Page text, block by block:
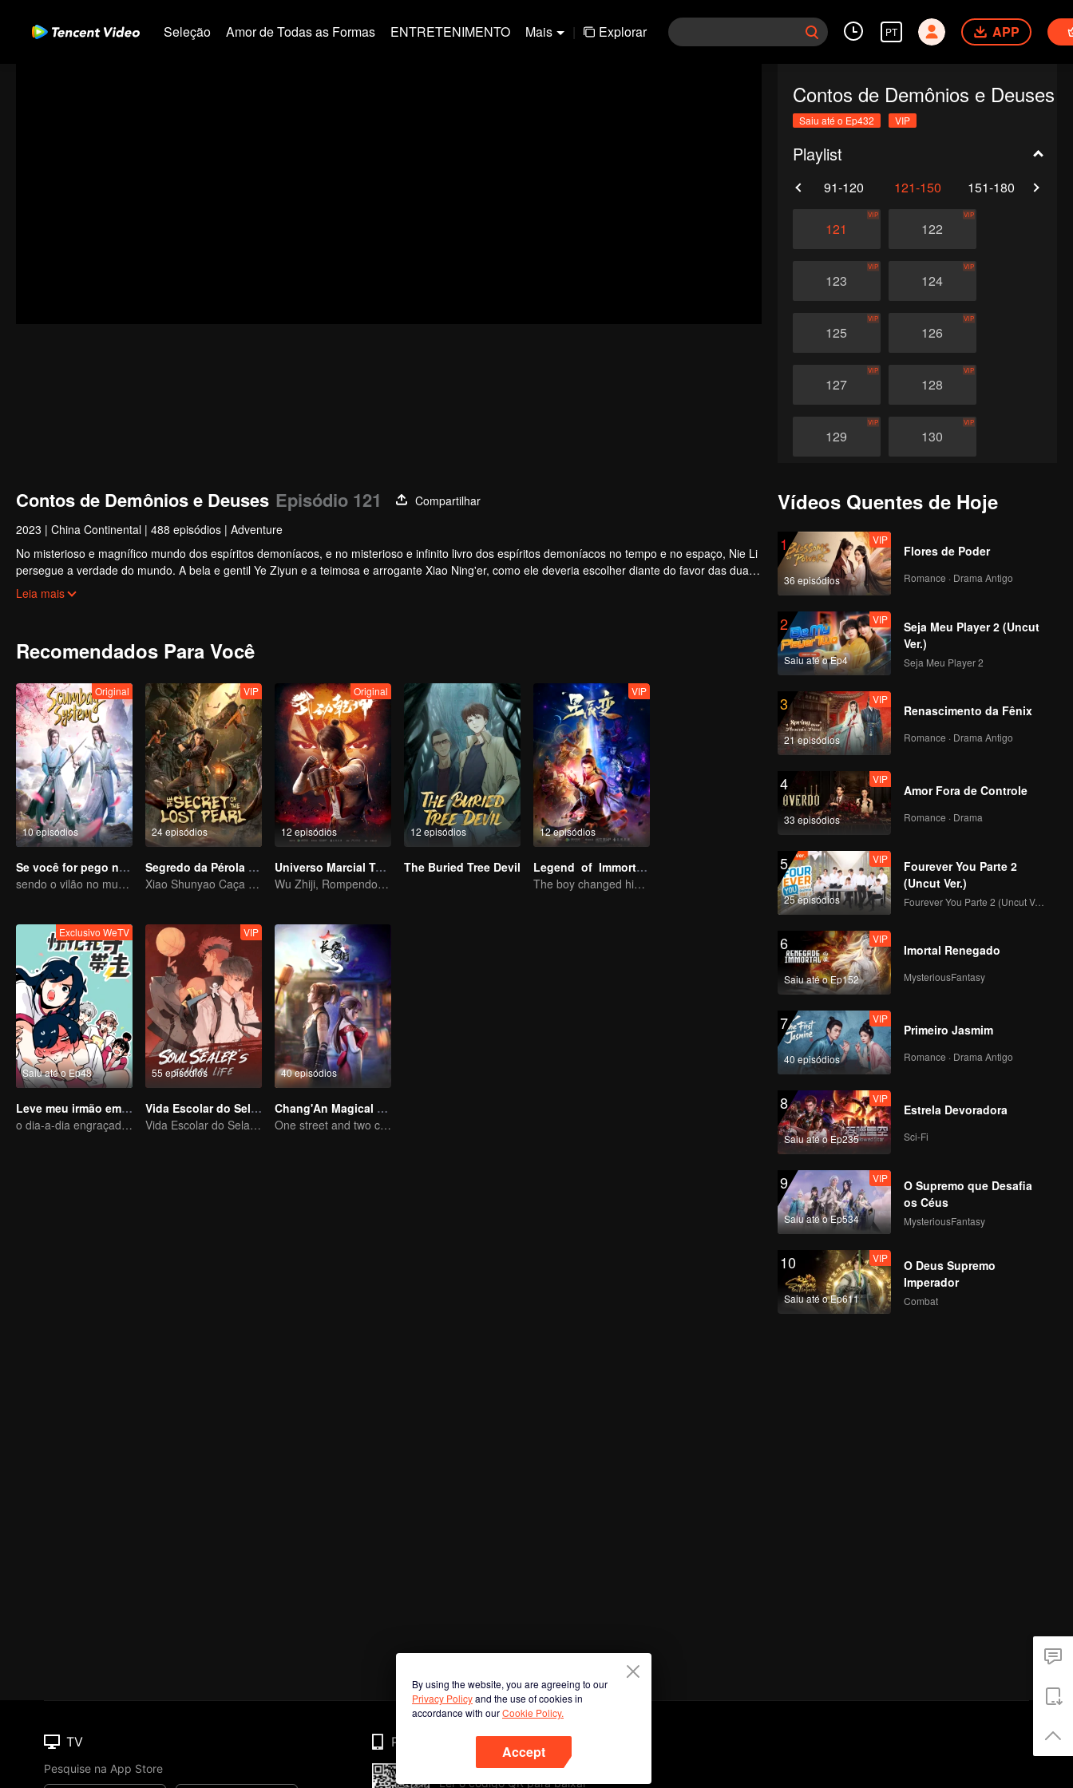
Seleção Amor de Todas as Formas ENTRETENIMENTO Mais | Explorar PT APP
Contos de Demônios e Deuses
Saiu até o Ep432 VIP
Playlist
91-120 121-150 151-180
121
VIP
122
VIP
123
VIP
124
VIP
125
VIP
126
VIP
127
VIP
128
VIP
129
VIP
130
VIP
133
135
VIP VIP
137
VIP
138
VIP
139
141
VIP
142
143
VIP
144
VIP
145
VIP
147
VIP
148
VIP
149
VIP
150
Contos de Demônios e Deuses Episódio 121
Compartilhar
2023 | China Continental | 488 episódios | Adventure
No misterioso e magnífico mundo dos espíritos demoníacos, e no misterioso e infinito livro dos espíritos demoníacos no tempo e no espaço, Nie Li
persegue a verdade do mundo. A bela e gentil Ye Ziyun e a teimosa e arrogante Xiao Ning'er, como ele deveria escolher diante do favor das duas
deusas?
Leia mais
Recomendados Para Você
10 episódios
Original
Se você for pego no livro
sendo o vilão no mundo do livro
24 episódios
VIP
Segredo da Pérola Perdida
Xiao Shunyao Caça Tesouros para Quebrar a Maldição de Sangue
12 episódios
Original
Universo Marcial Temporada 1
Wu Zhiji, Rompendo o Céu, Movendo o Céu e a Terra
12 episódios
The Buried Tree Devil
12 episódios
VIP
Legend of Immortals
The boy changed his life into a king
Saiu até o Ep48
Exclusivo WeTV
Leve meu irmão embora
o dia-a-dia engraçado de irmão e irmã
55 episódios
VIP
Vida Escolar do Selador de Almas (Versão Horizontal)
Vida Escolar do Selador de Almas (Versão Horizontal)
40 episódios
Chang'An Magical Street
One street and two circles, alternating day and night.
Vídeos Quentes de Hoje
1
36 episódios
VIP
Flores de Poder
Romance · Drama Antigo
2
Saiu até o Ep4
VIP
Seja Meu Player 2 (Uncut
Ver.)
Seja Meu Player 2
3
21 episódios
VIP
Renascimento da Fênix
Romance · Drama Antigo
4
33 episódios
VIP
Amor Fora de Controle
Romance · Drama
5
25 episódios
VIP
Fourever You Parte 2
(Uncut Ver.)
Fourever You Parte 2 (Uncut Ver.)
6
Saiu até o Ep152
VIP
Imortal Renegado
MysteriousFantasy
7
40 episódios
VIP
Primeiro Jasmim
Romance · Drama Antigo
8
Saiu até o Ep235
VIP
Estrela Devoradora
Sci-Fi
9
Saiu até o Ep534
VIP
O Supremo que Desafia
os Céus
MysteriousFantasy
10
Saiu até o Ep611
VIP
O Deus Supremo
Imperador
Combat
By using the website, you are agreeing to our
Privacy Policyand the use of cookies in
accordance with ourCookie Policy.
Accept
TV
Pesquise na App Store
Phone
Ler o código QR para baixar